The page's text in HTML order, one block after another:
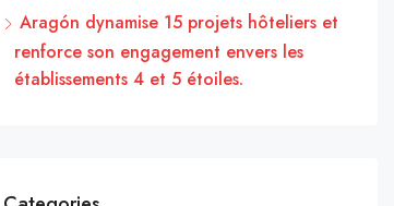
Aragón dynamise 15 projets hôteliers et
renforce son engagement envers les
établissements 4 et 5 étoiles.